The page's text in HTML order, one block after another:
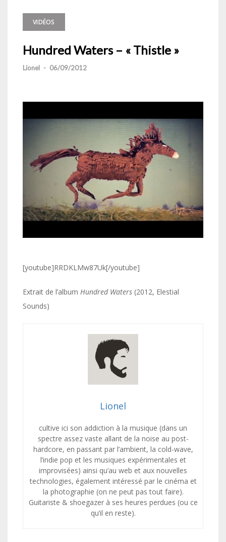
VIDÉOS
Hundred Waters – « Thistle »
Lionel - 06/09/2012
[youtube]RRDKLMw87Uk[/youtube]
Extrait de l’album Hundred Waters (2012, Elestial
Sounds)
Lionel
cultive ici son addiction à la musique (dans un
spectre assez vaste allant de la noise au post-
hardcore, en passant par l’ambient, la cold-wave,
l’indie pop et les musiques expérimentales et
improvisées) ainsi qu’au web et aux nouvelles
technologies, également intéressé par le cinéma et
la photographie (on ne peut pas tout faire).
Guitariste & shoegazer à ses heures perdues (ou ce
qu’il en reste).